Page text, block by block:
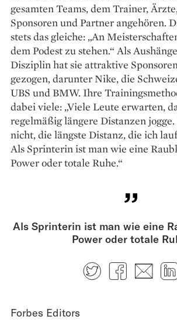
gesamten Teams, dem Trainer,
Sponsoren und Partner angehören.
stets das gleiche: „An
dem Podest zu stehen.“ Als
Disziplin hat sie attraktive
gezogen, darunter Nike, die
UBS und BMW. Ihre
dabei viele: „Viele Leute erwarten,
regelmäßig längere Distanzen
nicht, die längste Distanz, die ich
Als Sprinterin ist man wie eine
Power oder totale Ruhe.“
Als Sprinterin ist man wie eine
Power oder totale
Twitter E-
Forbes Editors